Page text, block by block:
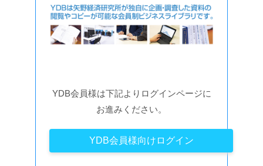
YDB会員様は下記よりログインページに
お進みください。
YDB会員様向けログイン